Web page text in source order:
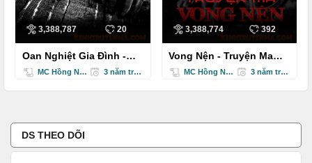
3,388,787 20
Oan Nghiệt Gia Đình -
Truyện Ma
MC Hồng Nguyễn 3 năm trước
3,388,774 392
Vong Nện - Truyện Ma
Kinh Dị
MC Hồng Nguyễn 3 năm trước
DS THEO DÕI